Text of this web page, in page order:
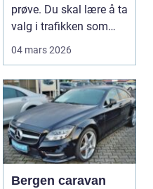
prøve. Du skal lære å ta
valg i trafikken som
04 mars 2026
Bergen caravan